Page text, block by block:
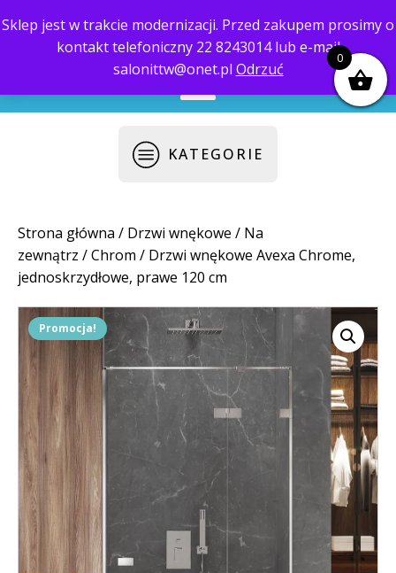
Sklep jest w trakcie modernizacji. Przed zakupem prosimy o
kontakt telefoniczny 22 8243014 lub e-mail
salonittw@onet.pl Odrzuć
biuro@saloni.pl 22 559-10-50
KATEGORIE
Strona główna / Drzwi wnękowe / Na
zewnątrz /Chrom / Drzwi wnękowe Avexa Chrome,
jednoskrzydłowe, prawe 120 cm
Promocja!
0